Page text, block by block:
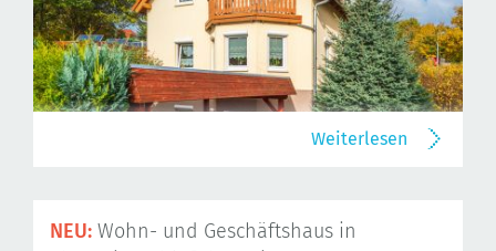
Weiterlesen
NEU: Wohn- und Geschäftshaus in